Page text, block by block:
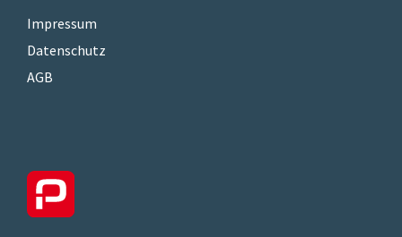
Impressum
Datenschutz
AGB